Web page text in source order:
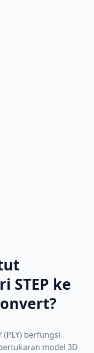
STEP ke
(PLY) berfungsi
model 3D